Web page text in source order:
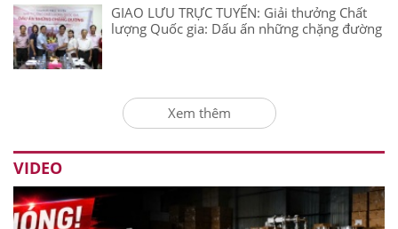
GIAO LƯU TRỰC TUYẾN: Giải thưởng Chất
lượng Quốc gia: Dấu ấn những chặng đường
Xem thêm
VIDEO